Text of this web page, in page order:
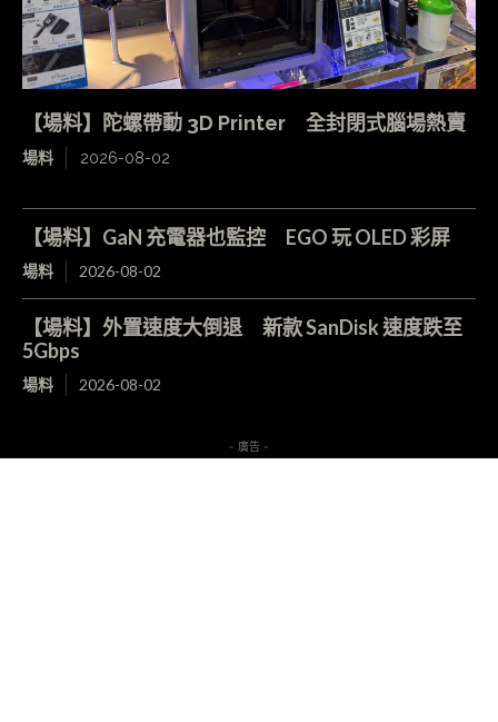
【場料】陀螺帶動 3D Printer 全封閉式腦場熱賣
場料 2026-08-02
【場料】GaN 充電器也監控 EGO 玩 OLED 彩屏
場料 2026-08-02
【場料】外置速度大倒退 新款 SanDisk 速度跌至
5Gbps
場料 2026-08-02
- 廣告 -